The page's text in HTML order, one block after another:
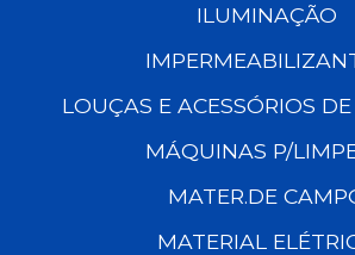
ILUMINAÇÃO
LOUÇAS E ACESSÓRIOS
MÁQUINAS P/
MATER.DE
MATERIAL